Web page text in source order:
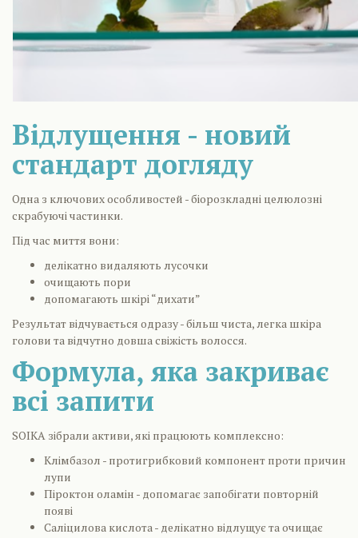
Відлущення - новий
стандарт догляду
Одна з ключових особливостей - біорозкладні целюлозні
скрабуючі частинки.
Під час миття вони:
делікатно видаляють лусочки
очищають пори
допомагають шкірі “дихати”
Результат відчувається одразу - більш чиста, легка шкіра
голови та відчутно довша свіжість волосся.
Формула, яка закриває
всі запити
SOIKA зібрали активи, які працюють комплексно:
Клімбазол - протигрибковий компонент проти причин
лупи
Піроктон оламін - допомагає запобігати повторній
появі
Саліцилова кислота - делікатно відлущує та очищає